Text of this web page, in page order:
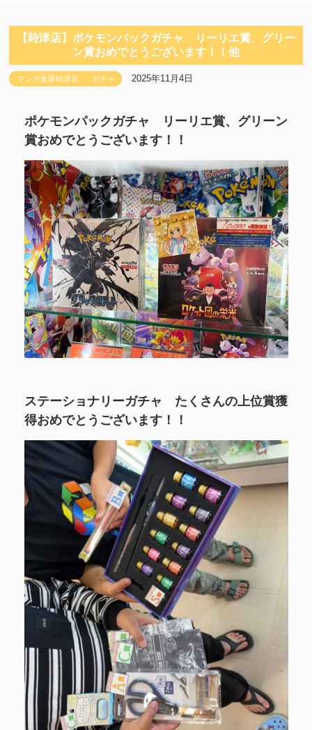
【時津店】ポケモンパックガチャ リーリエ賞、グリー
ン賞おめでとうございます！！他
マンガ倉庫時津店 ガチャ 2025年11月4日
ポケモンパックガチャ リーリエ賞、グリーン
賞おめでとうございます！！
ステーショナリーガチャ たくさんの上位賞獲
得おめでとうございます！！